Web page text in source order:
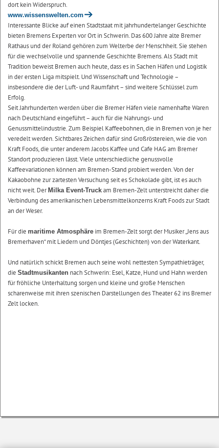
dort kein Widerspruch.
www.wissenswelten.com
Interessante Blicke auf einen Stadtstaat mit jahrhundertelanger Geschichte
bieten Bremens Experten vor Ort in Schwerin. Das 600 Jahre alte Bremer
Rathaus und der Roland gehören zum Welterbe der Menschheit. Sie stehen
für die wechselvolle und spannende Geschichte Bremens. Als Stadt mit
Tradition beweist Bremen auch heute, dass es in Sachen Häfen und Logistik
in der ersten Liga mitspielt. Und Wissenschaft und Technologie –
insbesondere die der Luft- und Raumfahrt – sind weitere Schlüssel zum
Erfolg.
Seit Jahrhunderten werden über die Bremer Häfen viele namenhafte Waren
nach Deutschland eingeführt – auch für die Nahrungs- und
Genussmittelindustrie. Zum Beispiel Kaffeebohnen, die in Bremen von je her
veredelt werden. Sichtbares Zeichen dafür sind Großröstereien, wie die von
Kraft Foods, die unter anderem Jacobs Kaffee und Cafe HAG am Bremer
Standort produzieren lässt. Viele unterschiedliche genussvolle
Kaffeevariationen können am Bremen-Stand probiert werden. Von der
Kakaobohne zur zartesten Versuchung seit es Schokolade gibt, ist es auch
nicht weit. Der Milka Event-Truck am Bremen-Zelt unterstreicht daher die
Verbindung des amerikanischen Lebensmittelkonzerns Kraft Foods zur Stadt
an der Weser.
Für die maritime Atmosphäre im Bremen-Zelt sorgt der Musiker „Jens aus
Bremerhaven“ mit Liedern und Döntjes (Geschichten) von der Waterkant.
Und natürlich schickt Bremen auch seine wohl nettesten Sympathieträger,
die Stadtmusikanten nach Schwerin: Esel, Katze, Hund und Hahn werden
für fröhliche Unterhaltung sorgen und kleine und große Menschen
scharenweise mit ihren szenischen Darstellungen des Theater 62 ins Bremer
Zelt locken.